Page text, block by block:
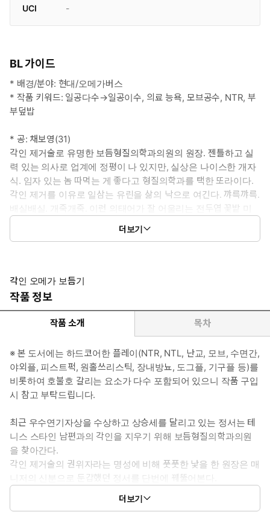
UCI
-
BL 가이드
* 배경/분야: 현대/오메가버스
* 작품 키워드: 일공다수→일공이수, 의료 능욕, 모브공수, NTR, 부
부덮밥
* 공: 채보영(31)
각인 제거술로 유명한 보듬형질의학과의원의 원장. 젠틀하고 실
력 있는 의사로 업계에 정평이 나 있지만, 실상은 나이스한 개자
식. 임자 있는 놈 따먹는 게 좋다고 형질의학과를 택한 또라이다.
각인 제거를 이유로 일삼는 유린을 삶의 낙으로 여긴다. 꺄륵꺄륵.
배실배실. 개죽개죽. 이런 의태어가 잘 어울리는 전두엽 꽃밭 미
오메가. 데뷔한 지는 꽤 되었으나 줄줄이 쪽박차다가 작년 작품 하
나 뜨고 인기를 얻은 배우. 어렸을 때부터 알던 남편과 결혼 5년 차.
매니저와의 불륜도 5년 차. 불륜남 페로몬 맡고 싶어, 각인 제거술을
받으러 갔다가 보영에게 홀라당 잡아먹힌다. 전기자극과 진동에 약
#오메가수 #미인수 #단순수 #기구플 #모브플 #피스트퍽 #원홀쓰
리스틱
수2: 기유준(33)
오메가. 보듬형질의학과의원 소속 간호사. 원장 점심에 뽀얀 시럽까
지 뿌려줄 정도로 성실하다. 아래층 산부인과 원장과 미래를 약속한
사이로, 보영에게는 절친한 친구의 약혼자. 애인과 원장 사이에서
하도 개발 당한 나머지, 지금은 히트도 성경 보며 참던 과거가 믿기
지 않을 정도로 발랑 까졌다. 형수님 소리에 약하다.
#오메가수 #미인수 #푸드플 #카테터 #방치플 #연고플 #형수님플
더보기
각인 오메가 보듬기
작품 정보
작품 소개 목차
※ 본 도서에는 하드코어한 플레이(NTR, NTL, 난교, 모브, 수면간,
야외플, 피스트퍽, 원홀쓰리스틱, 장내방뇨, 도그플, 기구플 등)를
비롯하여 호불호 갈리는 요소가 다수 포함되어 있으니 작품 구입
시 참고 부탁드립니다.
최근 우수연기자상을 수상하고 상승세를 달리고 있는 정서는 테
니스 스타인 남편과의 각인을 지우기 위해 보듬형질의학과의원
을 찾아간다.
각인 제거술의 권위자라는 명성에 비해 풋풋한 낯을 한 원장은 매
니저의 신분으로 둔갑했던 정서를 단번에 꿰뚫어본다.
정서의 불안을 달래주면서 아무도 모르게 각인을 제거해야 한다면
대중적인 각인 제거술 외에도, 우수한 오메가만이 감당할 수 있는
더보기